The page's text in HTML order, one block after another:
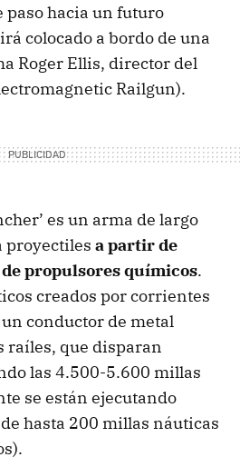
paso hacia un futuro
colocado a bordo de una
Roger Ellis, director del
Railgun).
es un arma de largo
proyectiles a partir de
propulsores químicos.
creados por corrientes
conductor de metal
raíles, que disparan
las 4.500-5.600 millas
se están ejecutando
hasta 200 millas náuticas